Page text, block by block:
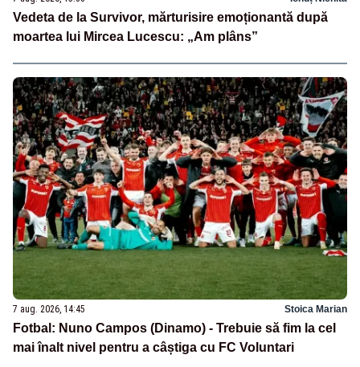
Vedeta de la Survivor, mărturisire emoționantă după
moartea lui Mircea Lucescu: „Am plâns”
7 aug. 2026, 14:45 Stoica Marian
Fotbal: Nuno Campos (Dinamo) - Trebuie să fim la cel
mai înalt nivel pentru a câștiga cu FC Voluntari